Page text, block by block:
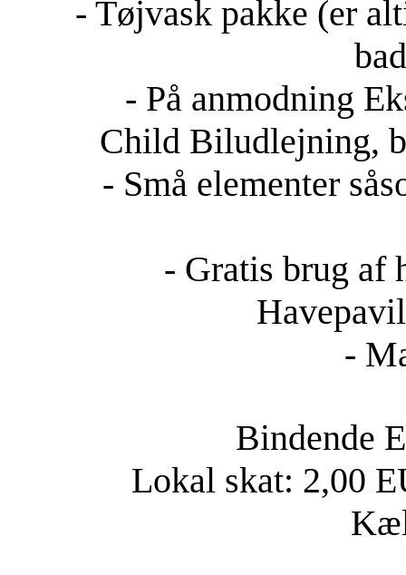
- Tøjvask pakke (er
- På anmodning
Child Biludlejning,
- Små elementer
- Gratis brug af
-
Bindende
Lokal skat: 2,00